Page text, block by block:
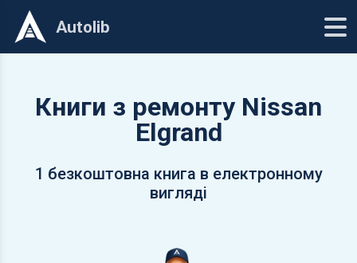
Autolib
Книги з ремонту Nissan
Elgrand
1 безкоштовна книга в електронному
вигляді